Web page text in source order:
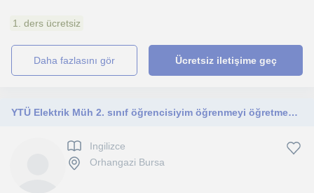
1. ders ücretsiz
daha fazlasını gör Ücretsiz iletişime geç
YTÜ Elektrik Müh 2. sınıf öğrencisiyim öğrenmeyi öğretmeyi severim B1 seviyesine kadar gelmek isteyen kişilere uygunum
Ingilizce
Orhangazi Bursa